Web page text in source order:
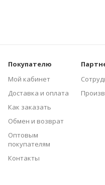
Покупателю
Мой кабинет
Доставка и оплата
Как заказать
Обмен и возврат
Оптовым
покупателям
Контакты